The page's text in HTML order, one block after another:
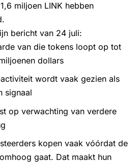
miljoen LINK hebben
bericht van 24 juli:
van die tokens loopt op tot
dollars
wordt vaak gezien als
signaal
op verwachting van verdere
kopen vaak vóórdat de
gaat. Dat maakt hun